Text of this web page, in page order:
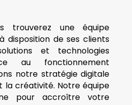
trouverez une équipe
disposition de ses clients
et technologies
au fonctionnement
notre stratégie digitale
la créativité. Notre équipe
pour accroître votre